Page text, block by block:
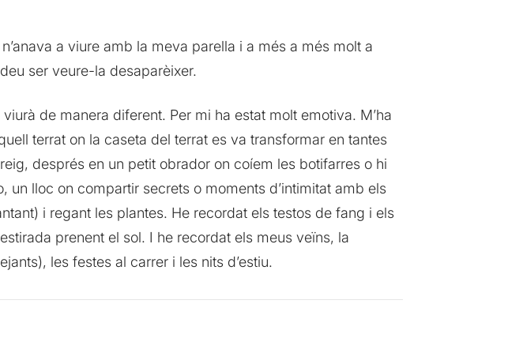
a viure amb la meva parella i a més a més molt a
ser veure-la desaparèixer.
de manera diferent. Per mi ha estat molt emotiva. M’ha
terrat on la caseta del terrat es va transformar en tantes
després en un petit obrador on coíem les botifarres o hi
un lloc on compartir secrets o moments d’intimitat amb els
i regant les plantes. He recordat els testos de fang i els
prenent el sol. I he recordat els meus veïns, la
les festes al carrer i les nits d’estiu.